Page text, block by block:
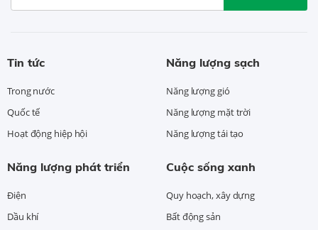
Tin tức
Trong nước
Quốc tế
Hoạt động hiệp hội
Năng lượng sạch
Năng lượng gió
Năng lượng mặt trời
Năng lượng tái tạo
Năng lượng phát triển
Điện
Dầu khí
Cuộc sống xanh
Quy hoạch, xây dựng
Bất động sản